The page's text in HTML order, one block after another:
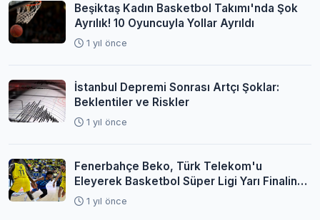
Beşiktaş Kadın Basketbol Takımı'nda Şok
Ayrılık! 10 Oyuncuyla Yollar Ayrıldı
1 yıl önce
İstanbul Depremi Sonrası Artçı Şoklar:
Beklentiler ve Riskler
1 yıl önce
Fenerbahçe Beko, Türk Telekom'u
Eleyerek Basketbol Süper Ligi Yarı Finaline
Yükseldi
1 yıl önce